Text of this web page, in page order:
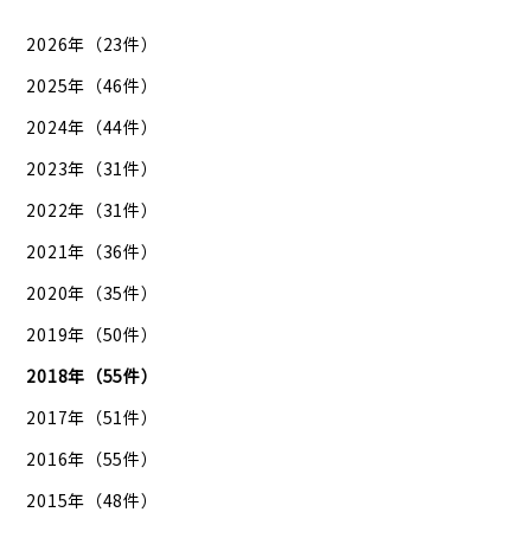
2026年（23件）
2025年（46件）
2024年（44件）
2023年（31件）
2022年（31件）
2021年（36件）
2020年（35件）
2019年（50件）
2018年（55件）
2017年（51件）
2016年（55件）
2015年（48件）